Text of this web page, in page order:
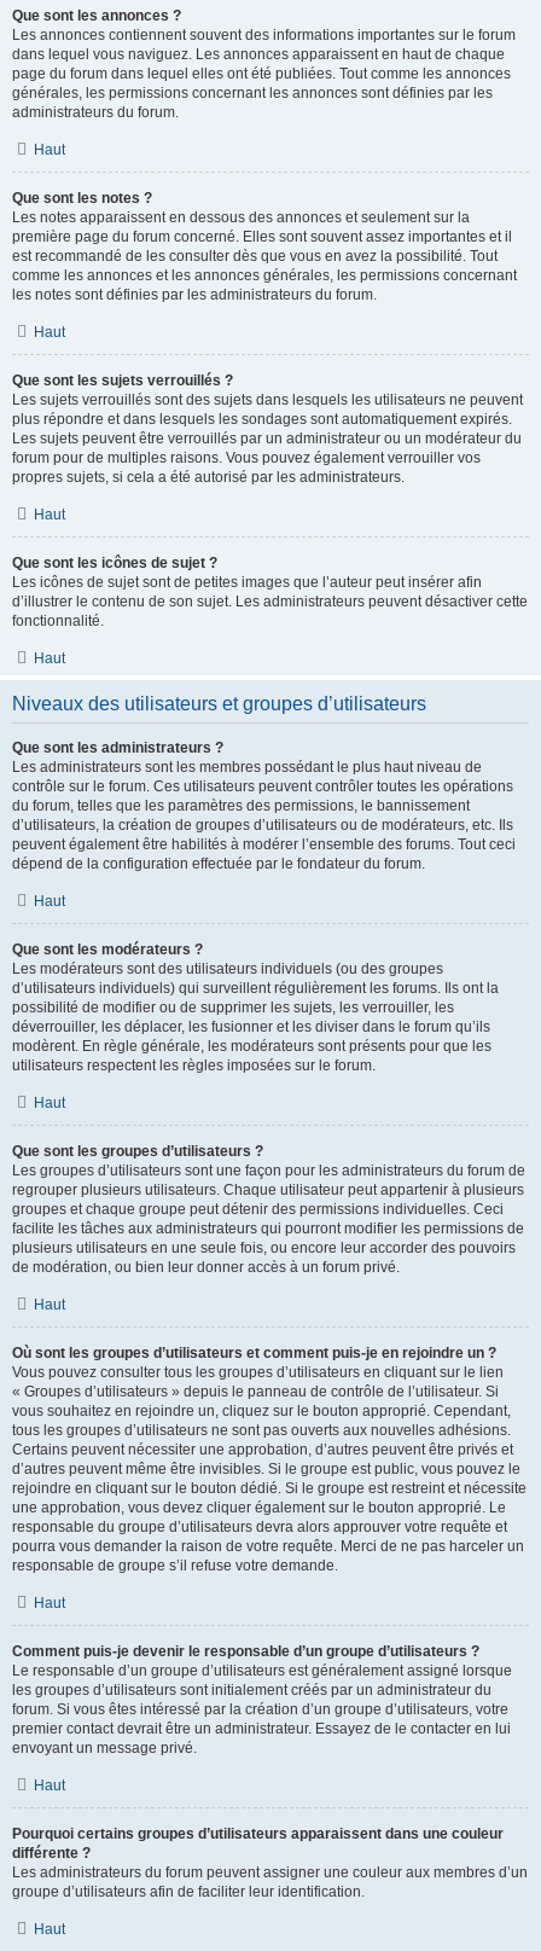
Que sont les annonces ?
Les annonces contiennent souvent des informations importantes sur le forum
dans lequel vous naviguez. Les annonces apparaissent en haut de chaque
page du forum dans lequel elles ont été publiées. Tout comme les annonces
générales, les permissions concernant les annonces sont définies par les
administrateurs du forum.
Haut
Que sont les notes ?
Les notes apparaissent en dessous des annonces et seulement sur la
première page du forum concerné. Elles sont souvent assez importantes et il
est recommandé de les consulter dès que vous en avez la possibilité. Tout
comme les annonces et les annonces générales, les permissions concernant
les notes sont définies par les administrateurs du forum.
Haut
Que sont les sujets verrouillés ?
Les sujets verrouillés sont des sujets dans lesquels les utilisateurs ne peuvent
plus répondre et dans lesquels les sondages sont automatiquement expirés.
Les sujets peuvent être verrouillés par un administrateur ou un modérateur du
forum pour de multiples raisons. Vous pouvez également verrouiller vos
propres sujets, si cela a été autorisé par les administrateurs.
Haut
Que sont les icônes de sujet ?
Les icônes de sujet sont de petites images que l’auteur peut insérer afin
d’illustrer le contenu de son sujet. Les administrateurs peuvent désactiver cette
fonctionnalité.
Haut
Niveaux des utilisateurs et groupes d’utilisateurs
Que sont les administrateurs ?
Les administrateurs sont les membres possédant le plus haut niveau de
contrôle sur le forum. Ces utilisateurs peuvent contrôler toutes les opérations
du forum, telles que les paramètres des permissions, le bannissement
d’utilisateurs, la création de groupes d’utilisateurs ou de modérateurs, etc. Ils
peuvent également être habilités à modérer l’ensemble des forums. Tout ceci
dépend de la configuration effectuée par le fondateur du forum.
Haut
Que sont les modérateurs ?
Les modérateurs sont des utilisateurs individuels (ou des groupes
d’utilisateurs individuels) qui surveillent régulièrement les forums. Ils ont la
possibilité de modifier ou de supprimer les sujets, les verrouiller, les
déverrouiller, les déplacer, les fusionner et les diviser dans le forum qu’ils
modèrent. En règle générale, les modérateurs sont présents pour que les
utilisateurs respectent les règles imposées sur le forum.
Haut
Que sont les groupes d’utilisateurs ?
Les groupes d’utilisateurs sont une façon pour les administrateurs du forum de
regrouper plusieurs utilisateurs. Chaque utilisateur peut appartenir à plusieurs
groupes et chaque groupe peut détenir des permissions individuelles. Ceci
facilite les tâches aux administrateurs qui pourront modifier les permissions de
plusieurs utilisateurs en une seule fois, ou encore leur accorder des pouvoirs
de modération, ou bien leur donner accès à un forum privé.
Haut
Où sont les groupes d’utilisateurs et comment puis-je en rejoindre un ?
Vous pouvez consulter tous les groupes d’utilisateurs en cliquant sur le lien
« Groupes d’utilisateurs » depuis le panneau de contrôle de l’utilisateur. Si
vous souhaitez en rejoindre un, cliquez sur le bouton approprié. Cependant,
tous les groupes d’utilisateurs ne sont pas ouverts aux nouvelles adhésions.
Certains peuvent nécessiter une approbation, d’autres peuvent être privés et
d’autres peuvent même être invisibles. Si le groupe est public, vous pouvez le
rejoindre en cliquant sur le bouton dédié. Si le groupe est restreint et nécessite
une approbation, vous devez cliquer également sur le bouton approprié. Le
responsable du groupe d’utilisateurs devra alors approuver votre requête et
pourra vous demander la raison de votre requête. Merci de ne pas harceler un
responsable de groupe s’il refuse votre demande.
Haut
Comment puis-je devenir le responsable d’un groupe d’utilisateurs ?
Le responsable d’un groupe d’utilisateurs est généralement assigné lorsque
les groupes d’utilisateurs sont initialement créés par un administrateur du
forum. Si vous êtes intéressé par la création d’un groupe d’utilisateurs, votre
premier contact devrait être un administrateur. Essayez de le contacter en lui
envoyant un message privé.
Haut
Pourquoi certains groupes d’utilisateurs apparaissent dans une couleur
différente ?
Les administrateurs du forum peuvent assigner une couleur aux membres d’un
groupe d’utilisateurs afin de faciliter leur identification.
Haut